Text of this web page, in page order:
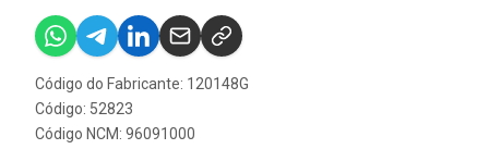
Código do Fabricante: 120148G
Código: 52823
Código NCM: 96091000